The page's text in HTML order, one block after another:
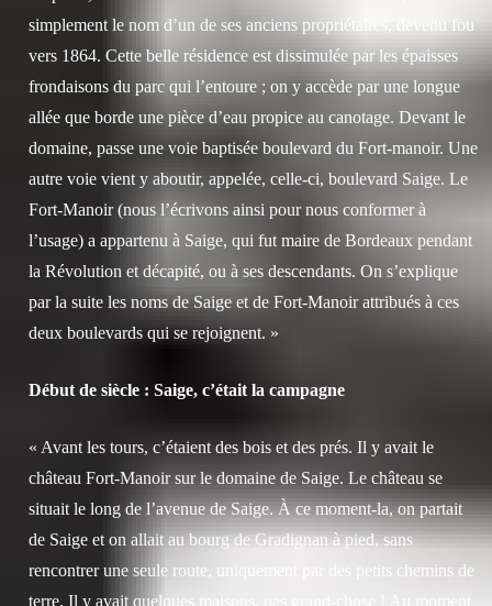
simplement le nom d’un de ses anciens propriétaires, devenu fou
vers 1864. Cette belle résidence est dissimulée par les épaisses
frondaisons du parc qui l’entoure ; on y accède par une longue
allée que borde une pièce d’eau propice au canotage. Devant le
domaine, passe une voie baptisée boulevard du Fort-manoir. Une
autre voie vient y aboutir, appelée, celle-ci, boulevard Saige. Le
Fort-Manoir (nous l’écrivons ainsi pour nous conformer à
l’usage) a appartenu à Saige, qui fut maire de Bordeaux pendant
la Révolution et décapité, ou à ses descendants. On s’explique
par la suite les noms de Saige et de Fort-Manoir attribués à ces
deux boulevards qui se rejoignent. »
Début de siècle : Saige, c’était la campagne
« Avant les tours, c’étaient des bois et des prés. Il y avait le
château Fort-Manoir sur le domaine de Saige. Le château se
situait le long de l’avenue de Saige. À ce moment-la, on partait
de Saige et on allait au bourg de Gradignan à pied, sans
rencontrer une seule route, uniquement par des petits chemins de
terre. Il y avait quelques maisons, pas grand-chose ! Au moment